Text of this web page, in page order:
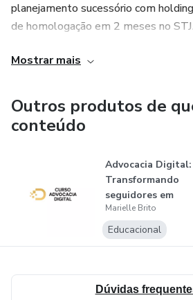
planejamento sucessório com
de homologação em 2 meses no STJ.
•⁠ ⁠Pesquisadora convidada pela
•⁠ ⁠Especialista e Mestrado em
pela ULisboa
•⁠ ⁠Pós-graduada em Direito com 6
Unisul
•⁠ ⁠Graduada em Direito pelo Centro
Partilha”.
Mostrar mais
Outros produtos de
conteúdo
Advocacia Digital:
Transformando
seguidores em
clientes de a...
Marielle Brito
Educacional
Dúvidas